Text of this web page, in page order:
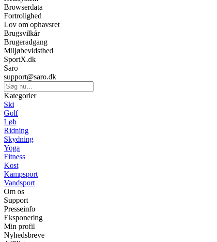
Browserdata
Fortrolighed
Lov om ophavsret
Brugsvilkår
Brugeradgang
Miljøbevidsthed
SportX.dk
Saro
support@saro.dk
Kategorier
Ski
Golf
Løb
Ridning
Skydning
Yoga
Fitness
Kost
Kampsport
Vandsport
Om os
Support
Presseinfo
Eksponering
Min profil
Nyhedsbreve